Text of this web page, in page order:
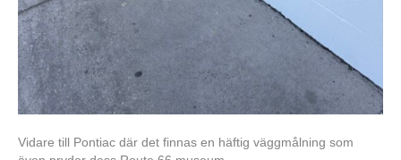
Vidare till Pontiac där det finnas en häftig väggmålning som